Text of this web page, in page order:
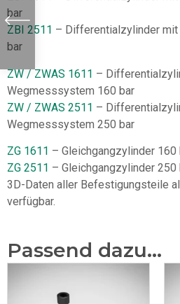
bar
ZBI 2511 – Differentialzylinder mit
bar
ZW / ZWAS 1611 –
Wegmesssystem 160 bar
ZW / ZWAS 2511 –
Wegmesssystem 250 bar
ZG 1611 – Gleichgangzylinder 160
ZG 2511 – Gleichgangzylinder 250
3D-Daten aller Befestigungsteile
verfügbar.
Passend dazu...